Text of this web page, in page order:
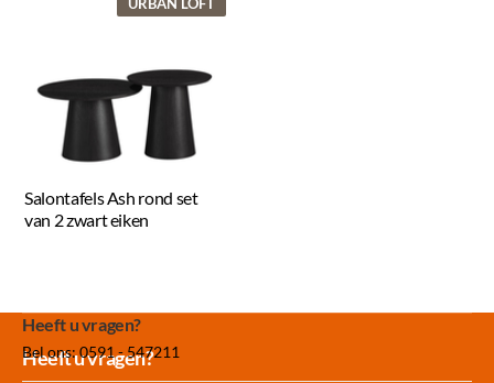
Salontafels Ash rond set
van 2 zwart eiken
URBAN LOFT
Heeft u vragen?
Bel ons: 0591 - 547211
Meer dan 30.000
Heeft u vragen?